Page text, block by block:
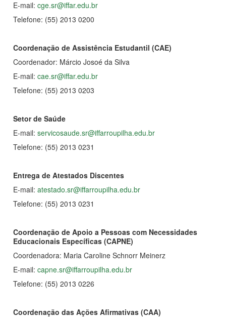
E-mail: cge.sr@iffar.edu.br
Telefone: (55) 2013 0200
Coordenação de Assistência Estudantil (CAE)
Coordenador: Márcio Josoé da Silva
E-mail: cae.sr@iffar.edu.br
Telefone: (55) 2013 0203
Setor de Saúde
E-mail: servicosaude.sr@iffarroupilha.edu.br
Telefone: (55) 2013 0231
Entrega de Atestados Discentes
E-mail: atestado.sr@iffarroupilha.edu.br
Telefone: (55) 2013 0231
Coordenação de Apoio a Pessoas com Necessidades
Educacionais Específicas (CAPNE)
Coordenadora: Maria Caroline Schnorr Meinerz
E-mail: capne.sr@iffarroupilha.edu.br
Telefone: (55) 2013 0226
Coordenação das Ações Afirmativas (CAA)